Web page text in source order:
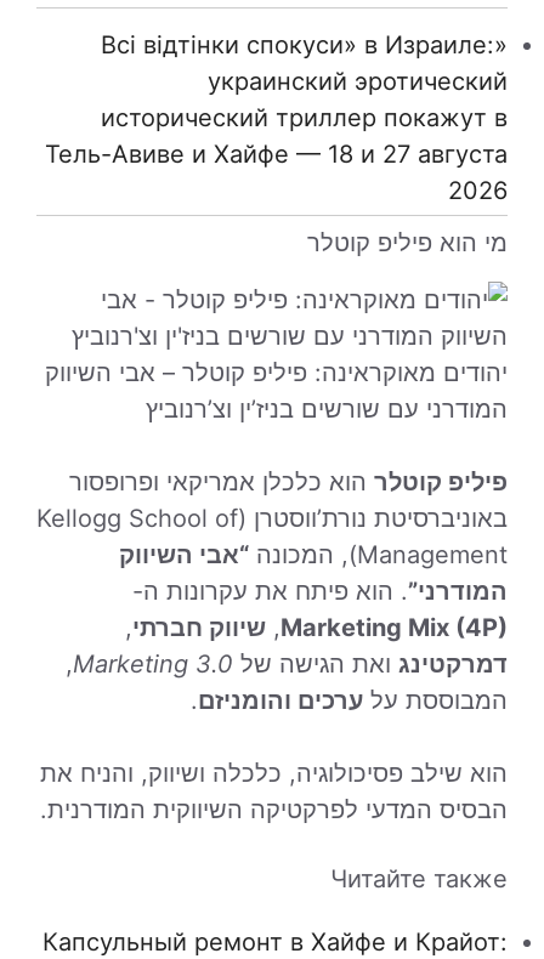
«Всі відтінки спокуси» в Израиле:
украинский эротический
исторический триллер покажут в
Тель-Авиве и Хайфе — 18 и 27 августа
2026
מי הוא פיליפ קוטלר
יהודים מאוקראינה: פיליפ קוטלר – אבי השיווק
המודרני עם שורשים בניז’ין וצ’רנוביץ
פיליפ קוטלר הוא כלכלן אמריקאי ופרופסור
באוניברסיטת נורת’ווסטרן (Kellogg School of
Management), המכונה
“אבי השיווק
המודרני”. הוא פיתח את עקרונות ה-
Marketing Mix (4P)
, שיווק חברתי,
דמרקטינג ואת הגישה של Marketing 3.0
,
המבוססת על ערכים והומניזם.
הוא שילב פסיכולוגיה, כלכלה ושיווק, והניח את
הבסיס המדעי לפרקטיקה השיווקית המודרנית.
Читайте также
Капсульный ремонт в Хайфе и Крайот: